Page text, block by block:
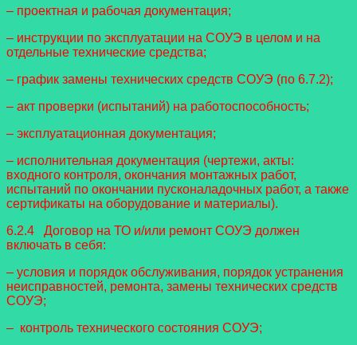
– проектная и рабочая документация;
– инструкции по эксплуатации на СОУЭ в целом и на
отдельные технические средства;
– график замены технических средств СОУЭ (по 6.7.2);
– акт проверки (испытаний) на работоспособность;
– эксплуатационная документация;
– исполнительная документация (чертежи, акты:
входного контроля, окончания монтажных работ,
испытаний по окончании пусконаладочных работ, а также
сертификаты на оборудование и материалы).
6.2.4 Договор на ТО и/или ремонт СОУЭ должен
включать в себя:
– условия и порядок обслуживания, порядок устранения
неисправностей, ремонта, замены технических средств
СОУЭ;
– контроль технического состояния СОУЭ;